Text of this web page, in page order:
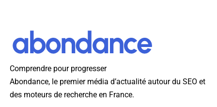
Comprendre pour progresser
Abondance, le premier média d’actualité autour du SEO et
des moteurs de recherche en France.